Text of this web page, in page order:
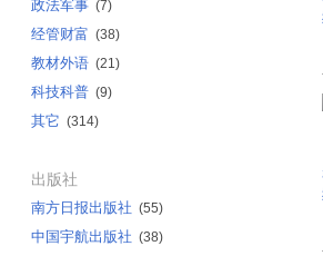
政法军事 (7)
经管财富 (38)
教材外语 (21)
科技科普 (9)
其它 (314)
出版社
南方日报出版社 (55)
中国宇航出版社 (38)